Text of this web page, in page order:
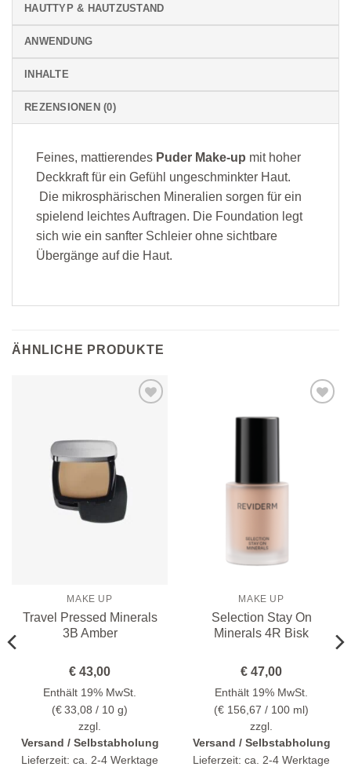
HAUTTYP & HAUTZUSTAND
ANWENDUNG
INHALTE
REZENSIONEN (0)
Feines, mattierendes Puder Make-up mit hoher
Deckkraft für ein Gefühl ungeschminkter Haut.
Die mikrosphärischen Mineralien sorgen für ein
spielend leichtes Auftragen. Die Foundation legt
sich wie ein sanfter Schleier ohne sichtbare
Übergänge auf die Haut.
ÄHNLICHE PRODUKTE
MAKE UP
Travel Pressed Minerals
3B Amber
€ 43,00
Enthält 19% MwSt.
(€ 33,08 / 10 g)
zzgl.
Versand / Selbstabholung
Lieferzeit: ca. 2-4 Werktage
MAKE UP
Selection Stay On
Minerals 4R Bisk
€ 47,00
Enthält 19% MwSt.
(€ 156,67 / 100 ml)
zzgl.
Versand / Selbstabholung
Lieferzeit: ca. 2-4 Werktage